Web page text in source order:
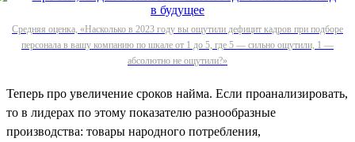
Средняя оценка, «Насколько в 2023 году вы ощутили дефицит кадров при подборе
персонала в вашу компанию по шкале от 1 до 5, где 5 — сильно ощутили, 1 —
абсолютно не ощутили?»
Теперь про увеличение сроков найма. Если проанализировать,
то в лидерах по этому показателю разнообразные
производства: товары народного потребления,